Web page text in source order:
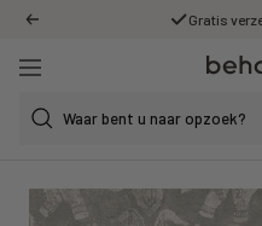
naar
content
Vorige Gratis
Navigatie